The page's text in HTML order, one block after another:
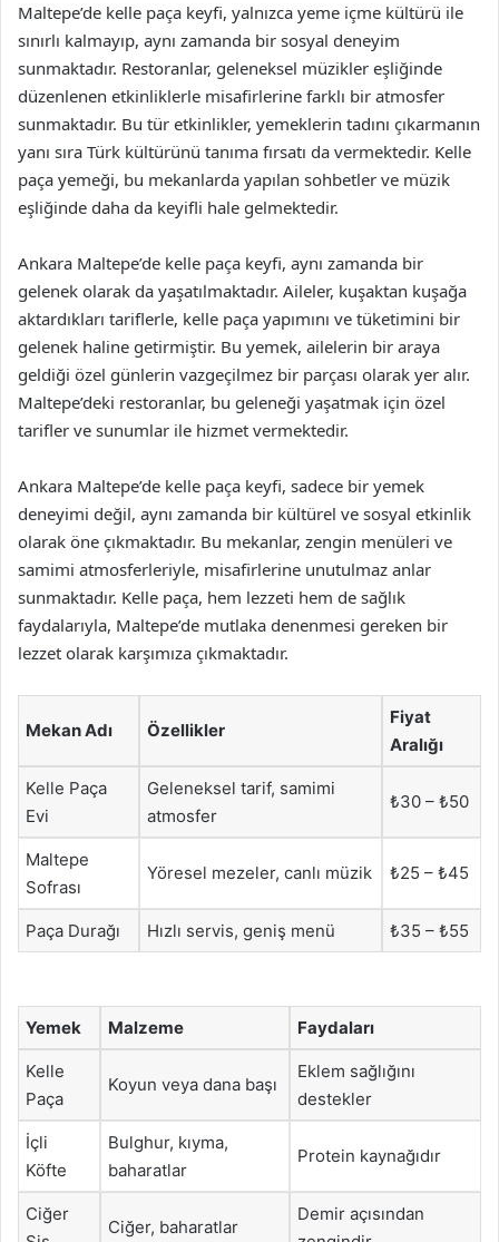
Maltepe’de kelle paça keyfi, yalnızca yeme içme kültürü ile
sınırlı kalmayıp, aynı zamanda bir sosyal deneyim
sunmaktadır. Restoranlar, geleneksel müzikler eşliğinde
düzenlenen etkinliklerle misafirlerine farklı bir atmosfer
sunmaktadır. Bu tür etkinlikler, yemeklerin tadını çıkarmanın
yanı sıra Türk kültürünü tanıma fırsatı da vermektedir. Kelle
paça yemeği, bu mekanlarda yapılan sohbetler ve müzik
eşliğinde daha da keyifli hale gelmektedir.
Ankara Maltepe’de kelle paça keyfi, aynı zamanda bir
gelenek olarak da yaşatılmaktadır. Aileler, kuşaktan kuşağa
aktardıkları tariflerle, kelle paça yapımını ve tüketimini bir
gelenek haline getirmiştir. Bu yemek, ailelerin bir araya
geldiği özel günlerin vazgeçilmez bir parçası olarak yer alır.
Maltepe’deki restoranlar, bu geleneği yaşatmak için özel
tarifler ve sunumlar ile hizmet vermektedir.
Ankara Maltepe’de kelle paça keyfi, sadece bir yemek
deneyimi değil, aynı zamanda bir kültürel ve sosyal etkinlik
olarak öne çıkmaktadır. Bu mekanlar, zengin menüleri ve
samimi atmosferleriyle, misafirlerine unutulmaz anlar
sunmaktadır. Kelle paça, hem lezzeti hem de sağlık
faydalarıyla, Maltepe’de mutlaka denenmesi gereken bir
lezzet olarak karşımıza çıkmaktadır.
Mekan Adı Özellikler
Fiyat
Aralığı
Kelle Paça
Evi
Geleneksel tarif, samimi
atmosfer
₺30 – ₺50
Maltepe
Sofrası
Yöresel mezeler, canlı müzik ₺25 – ₺45
Paça Durağı Hızlı servis, geniş menü ₺35 – ₺55
Yemek Malzeme Faydaları
Kelle
Paça
Koyun veya dana başı
Eklem sağlığını
destekler
İçli
Köfte
Bulghur, kıyma,
baharatlar
Protein kaynağıdır
Ciğer
Ciğer, baharatlar
Demir açısından